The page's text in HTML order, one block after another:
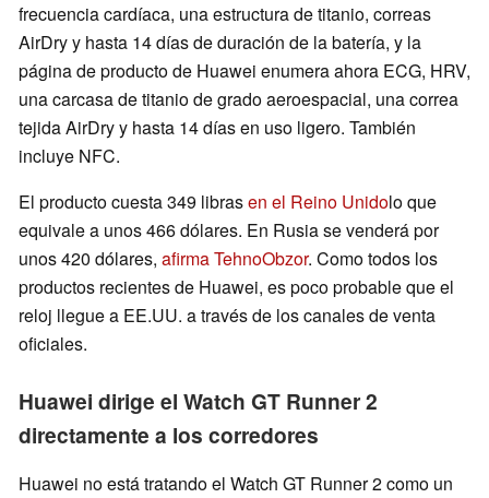
frecuencia cardíaca, una estructura de titanio, correas
AirDry y hasta 14 días de duración de la batería, y la
página de producto de Huawei enumera ahora ECG, HRV,
una carcasa de titanio de grado aeroespacial, una correa
tejida AirDry y hasta 14 días en uso ligero. También
incluye NFC.
El producto cuesta 349 librasen el Reino Unidolo que
equivale a unos 466 dólares. En Rusia se venderá por
unos 420 dólares, afirma TehnoObzor. Como todos los
productos recientes de Huawei, es poco probable que el
reloj llegue a EE.UU. a través de los canales de venta
oficiales.
Huawei dirige el Watch GT Runner 2
directamente a los corredores
Huawei no está tratando el Watch GT Runner 2 como un